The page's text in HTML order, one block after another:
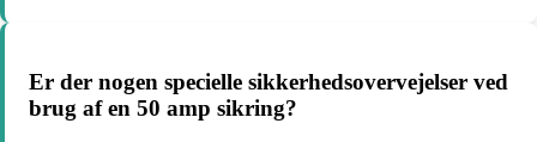
Er der nogen specielle sikkerhedsovervejelser ved
brug af en 50 amp sikring?